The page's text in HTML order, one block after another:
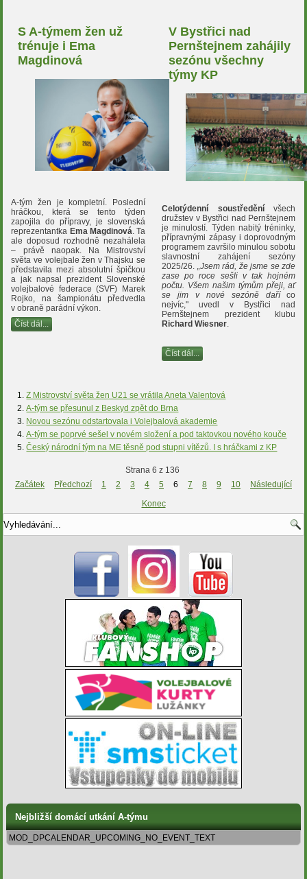
S A-týmem žen už
trénuje i Ema
Magdinová
A-tým žen je kompletní. Poslední
hráčkou, která se tento týden
zapojila do přípravy, je slovenská
reprezentantka Ema Magdinová. Ta
ale doposud rozhodně nezahálela
– právě naopak. Na Mistrovství
světa ve volejbale žen v Thajsku se
představila mezi absolutní špičkou
a jak napsal prezident Slovenské
volejbalové federace (SVF) Marek
Rojko, na šampionátu předvedla
v obraně parádní výkon.
Číst dál...
V Bystřici nad
Pernštejnem zahájily
sezónu všechny
týmy KP
Celotýdenní soustředěnívšech
družstev v Bystřici nad Pernštejnem
je minulostí. Týden nabitý tréninky,
přípravnými zápasy i doprovodným
programem završilo minulou sobotu
slavnostní zahájení sezóny
2025/26. „Jsem rád, že jsme se zde
zase po roce sešli v tak hojném
počtu. Všem našim týmům přeji, ať
se jim v nové sezóně daříco
nejvíc," uvedl v Bystřici nad
Pernštejnem prezident klubu
Richard Wiesner.
Číst dál...
Z Mistrovství světa žen U21 se vrátila Aneta Valentová
A-tým se přesunul z Beskyd zpět do Brna
Novou sezónu odstartovala i Volejbalová akademie
A-tým se poprvé sešel v novém složení a pod taktovkou nového kouče
Český národní tým na ME těsně pod stupni vítězů. I s hráčkami z KP
Strana 6 z 136
Začátek
Předchozí 1 2 3 4 5 6 7 8 9 10
Následující
Konec
Nejbližší domácí utkání A-týmu
MOD_DPCALENDAR_UPCOMING_NO_EVENT_TEXT